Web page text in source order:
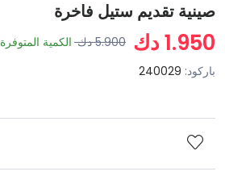
صينية تقديم ستيل فاخرة
1.950 دك 5.900 دك الكمية المتوفرة
باركود: 240029